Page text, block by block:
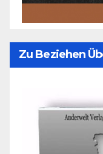
Zu Beziehen